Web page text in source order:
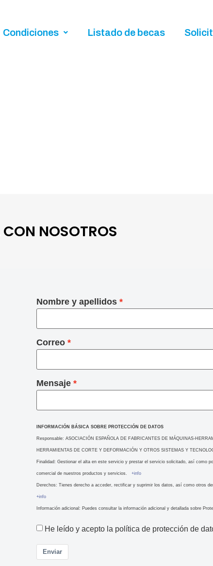
Condiciones Listado de becas
NOSOTROS
Nombre y apellidos
Correo
Mensaje
INFORMACIÓN BÁSICA SOBRE PROTECCIÓN DE DATOS
Responsable: ASOCIACIÓN ESPAÑOLA DE FABRICANTES DE MÁQUINAS-
HERRAMIENTAS DE CORTE Y DEFORMACIÓN Y OTROS SISTEMAS Y
Finalidad: Gestionar el alta en este servicio y prestar el servicio solicitado, así como
comercial de nuestros productos y servicios. +info
Derechos: Tienes derecho a acceder, rectificar y suprimir los datos, así como otros
+info
Información adicional: Puedes consultar la información adicional y detallada sobre
He leído y acepto la política de protección de
Enviar